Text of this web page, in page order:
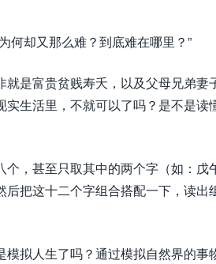
何却又那么难？到底难在哪里？”
是富贵贫贱寿夭，以及父母兄弟
生活里，不就可以了吗？是不是读
，甚至只取其中的两个字（如：
把这十二个字组合搭配一下，读出
拟人生了吗？通过模拟自然界的